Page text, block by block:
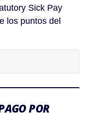
Sick Pay
los puntos del
POR